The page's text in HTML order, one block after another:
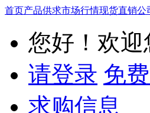
首页产品供求市场行情现货直销公
您好！欢迎
请登录 免
求购信息